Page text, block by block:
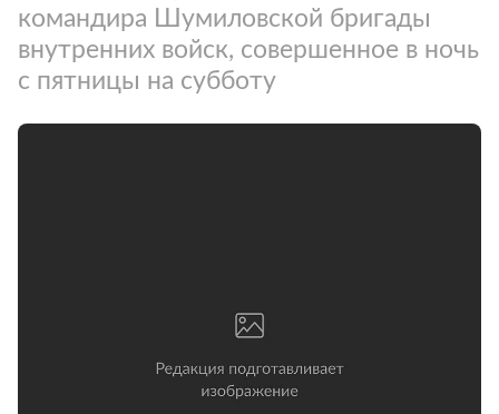
командира Шумиловской бригады
внутренних войск, совершенное в ночь
с пятницы на субботу